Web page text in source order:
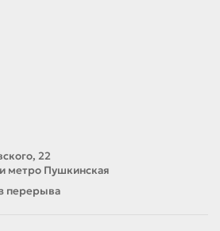
22
метро Пушкинская
перерыва